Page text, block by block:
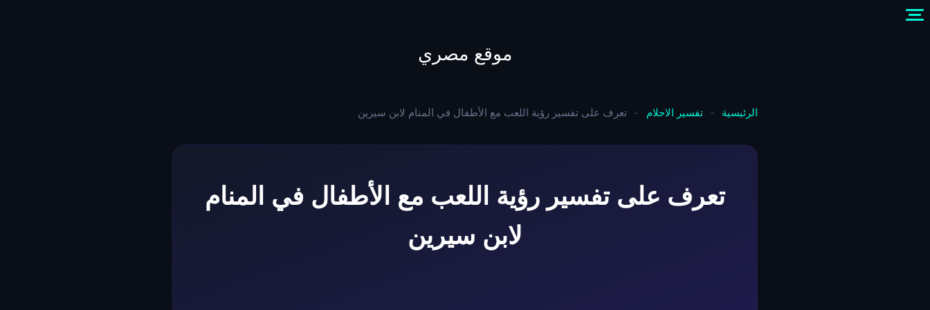
موقع مصري
الرئيسية - تفسير الاحلام - تعرف على تفسير رؤية اللعب مع الأطفال في المنام لابن سيرين
تعرف على تفسير رؤية اللعب مع الأطفال في المنام
لابن سيرين